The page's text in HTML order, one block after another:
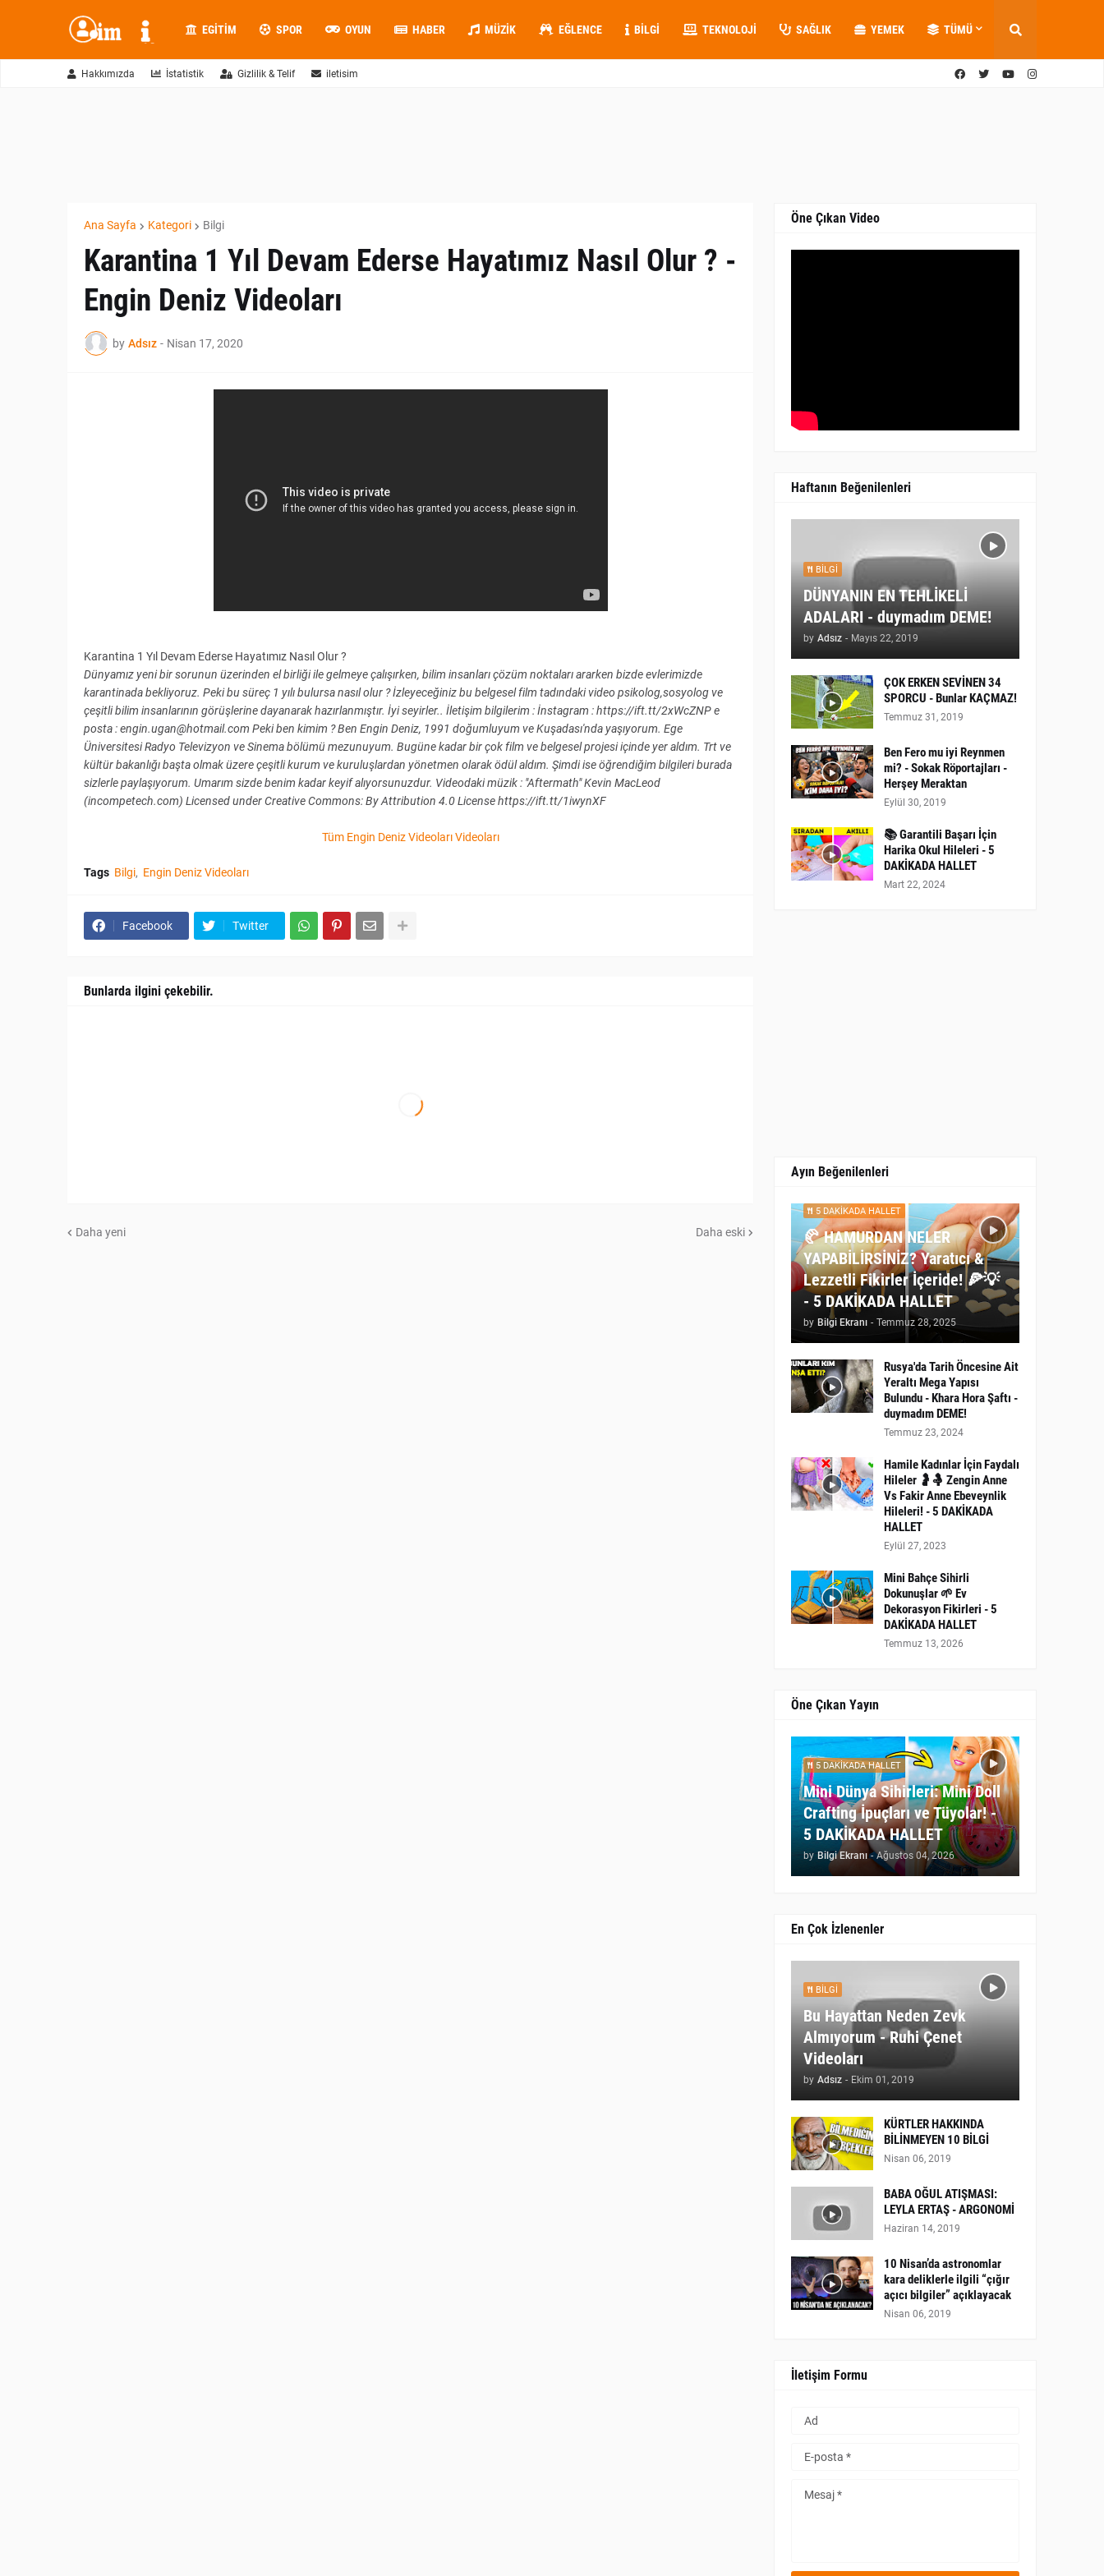
EGITIM SPOR OYUN HABER MÜZIK EĞLENCE BILGI TEKNOLOJI SAĞLIK YEMEK TÜMÜ
Hakkımızda İstatistik Gizlilik & Telif iletisim
Ana Sayfa Kategori Bilgi
Karantina 1 Yıl Devam Ederse Hayatımız Nasıl Olur ? -
Engin Deniz Videoları
by Adsız - Nisan 17, 2020
Karantina 1 Yıl Devam Ederse Hayatımız Nasıl Olur ?
Dünyamız yeni bir sorunun üzerinden el birliği ile gelmeye çalışırken, bilim insanları çözüm noktaları ararken bizde evlerimizde
karantinada bekliyoruz. Peki bu süreç 1 yılı bulursa nasıl olur ? İzleyeceğiniz bu belgesel film tadındaki video psikolog,sosyolog ve
çeşitli bilim insanlarının görüşlerine dayanarak hazırlanmıştır. İyi seyirler.. İletişim bilgilerim : İnstagram : https://ift.tt/2xWcZNP e
posta : engin.ugan@hotmail.com Peki ben kimim ? Ben Engin Deniz, 1991 doğumluyum ve Kuşadası'nda yaşıyorum. Ege
Üniversitesi Radyo Televizyon ve Sinema bölümü mezunuyum. Bugüne kadar bir çok film ve belgesel projesi içinde yer aldım. Trt ve
kültür bakanlığı başta olmak üzere çeşitli kurum ve kuruluşlardan yönetmen olarak ödül aldım. Şimdi ise öğrendiğim bilgileri burada
sizlerle paylaşıyorum. Umarım sizde benim kadar keyif alıyorsunuzdur. Videodaki müzik : "Aftermath" Kevin MacLeod
(incompetech.com) Licensed under Creative Commons: By Attribution 4.0 License https://ift.tt/1iwynXF
Tüm Engin Deniz Videoları Videoları
Tags Bilgi Engin Deniz Videoları
Facebook Twitter
Bunlarda ilgini çekebilir.
Daha yeni Daha eski
Öne Çıkan Video
Haftanın Beğenilenleri
BILGI
DÜNYANIN EN TEHLİKELİ
ADALARI - duymadım DEME!
by Adsız - Mayıs 22, 2019
ÇOK ERKEN SEVİNEN 34
SPORCU - Bunlar KAÇMAZ!
Temmuz 31, 2019
Ben Fero mu iyi Reynmen
mi? - Sokak Röportajları -
Herşey Meraktan
Eylül 30, 2019
📚 Garantili Başarı İçin
Harika Okul Hileleri - 5
DAKİKADA HALLET
Mart 22, 2024
Ayın Beğenilenleri
5 DAKİKADA HALLET
🥐 HAMURDAN NELER
YAPABİLİRSİNİZ? Yaratıcı &
Lezzetli Fikirler İçeride! 🍕💡
- 5 DAKİKADA HALLET
by Bilgi Ekranı - Temmuz 28, 2025
Rusya'da Tarih Öncesine Ait
Yeraltı Mega Yapısı
Bulundu - Khara Hora Şaftı -
duymadım DEME!
Temmuz 23, 2024
Hamile Kadınlar İçin Faydalı
Hileler 🤰🤱 Zengin Anne
Vs Fakir Anne Ebeveynlik
Hileleri! - 5 DAKİKADA
HALLET
Eylül 27, 2023
Mini Bahçe Sihirli
Dokunuşlar 🌱 Ev
Dekorasyon Fikirleri - 5
DAKİKADA HALLET
Temmuz 13, 2026
Öne Çıkan Yayın
5 DAKİKADA HALLET
Mini Dünya Sihirleri: Mini Doll
Crafting İpuçları ve Tüyolar! -
5 DAKİKADA HALLET
by Bilgi Ekranı - Ağustos 04, 2026
En Çok İzlenenler
BILGI
Bu Hayattan Neden Zevk
Almıyorum - Ruhi Çenet
Videoları
by Adsız - Ekim 01, 2019
KÜRTLER HAKKINDA
BİLİNMEYEN 10 BİLGİ
Nisan 06, 2019
BABA OĞUL ATIŞMASI:
LEYLA ERTAŞ - ARGONOMİ
Haziran 14, 2019
10 Nisan’da astronomlar
kara deliklerle ilgili “çığır
açıcı bilgiler” açıklayacak
Nisan 06, 2019
İletişim Formu